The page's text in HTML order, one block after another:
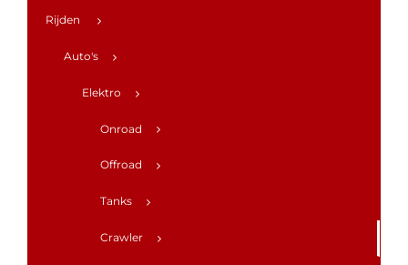
Rijden
Auto's
Elektro
Onroad
Offroad
Tanks
Crawler